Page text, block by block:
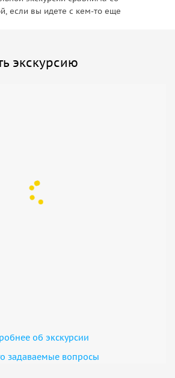
если вы идете с кем-то еще
экскурсию
об экскурсии
задаваемые вопросы